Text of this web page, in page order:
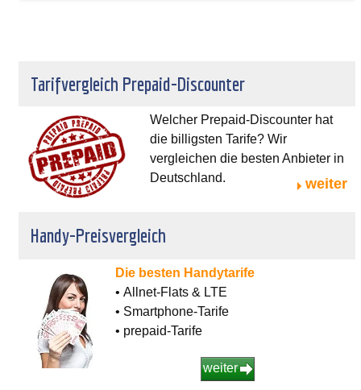
Tarifvergleich Prepaid-Discounter
Welcher Prepaid-Discounter hat
die billigsten Tarife? Wir
vergleichen die besten Anbieter in
Deutschland.
weiter
Handy-Preisvergleich
Die besten Handytarife
• Allnet-Flats & LTE
• Smartphone-Tarife
• prepaid-Tarife
weiter